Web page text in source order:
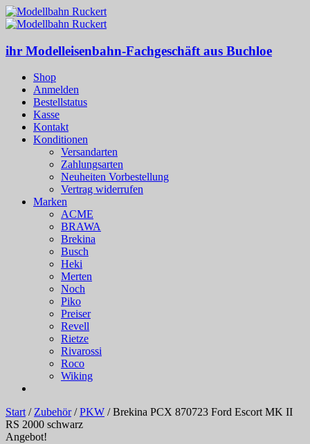
ihr Modelleisenbahn-Fachgeschäft aus Buchloe
Shop
Anmelden
Bestellstatus
Kasse
Kontakt
Konditionen
Versandarten
Zahlungsarten
Neuheiten Vorbestellung
Vertrag widerrufen
Marken
ACME
BRAWA
Brekina
Busch
Heki
Merten
Noch
Piko
Preiser
Revell
Rietze
Rivarossi
Roco
Wiking
Start/Zubehör/PKW / Brekina PCX 870723 Ford Escort MK II
RS 2000 schwarz
Angebot!